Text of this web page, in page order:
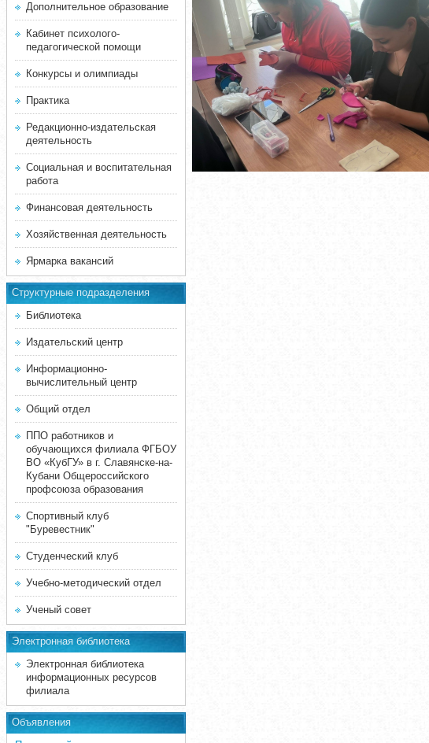
Дополнительное образование
Кабинет психолого-
педагогической помощи
Конкурсы и олимпиады
Практика
Редакционно-издательская
деятельность
Социальная и воспитательная
работа
Финансовая деятельность
Хозяйственная деятельность
Ярмарка вакансий
Структурные подразделения
Библиотека
Издательский центр
Информационно-
вычислительный центр
Общий отдел
ППО работников и
обучающихся филиала ФГБОУ
ВО «КубГУ» в г. Славянске-на-
Кубани Общероссийского
профсоюза образования
Спортивный клуб
"Буревестник"
Студенческий клуб
Учебно-методический отдел
Ученый совет
Электронная библиотека
Электронная библиотека
информационных ресурсов
филиала
Объявления